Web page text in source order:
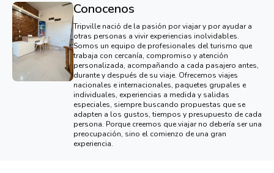
Conocenos
Tripville nació de la pasión por viajar y por ayudar a
otras personas a vivir experiencias inolvidables.
Somos un equipo de profesionales del turismo que
trabaja con cercanía, compromiso y atención
personalizada, acompañando a cada pasajero antes,
durante y después de su viaje. Ofrecemos viajes
nacionales e internacionales, paquetes grupales e
individuales, experiencias a medida y salidas
especiales, siempre buscando propuestas que se
adapten a los gustos, tiempos y presupuesto de cada
persona. Porque creemos que viajar no debería ser una
preocupación, sino el comienzo de una gran
experiencia.